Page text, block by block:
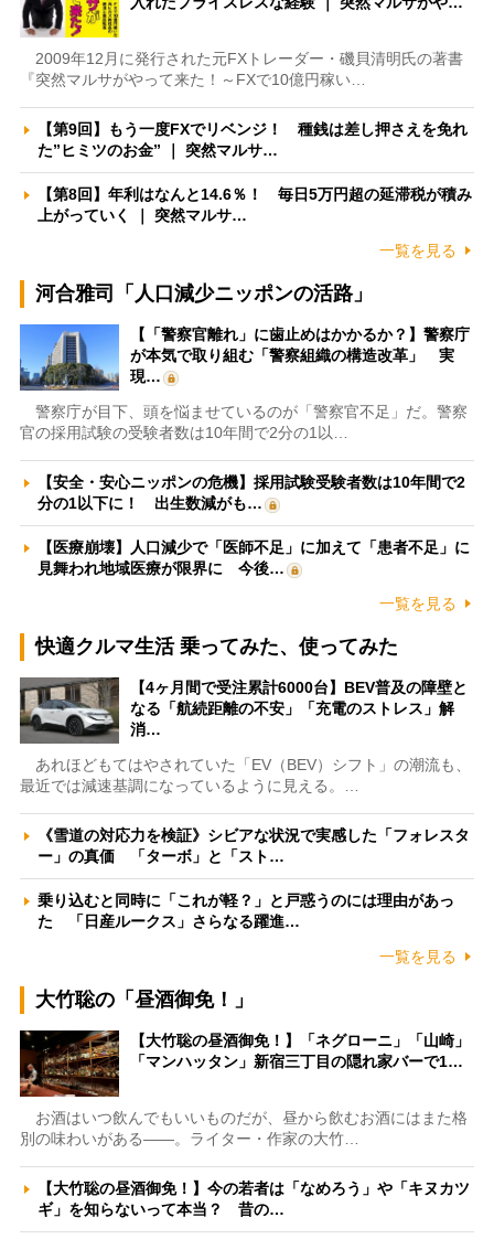
2009年12月に発行された元FXトレーダー・磯貝清明氏の著書
『突然マルサがやって来た！～FXで10億円稼い…
【第9回】もう一度FXでリベンジ！ 種銭は差し押さえを免れ
た”ヒミツのお金” ｜ 突然マルサ…
【第8回】年利はなんと14.6％！ 毎日5万円超の延滞税が積み
上がっていく ｜ 突然マルサ…
一覧を見る
河合雅司「人口減少ニッポンの活路」
【「警察官離れ」に歯止めはかかるか？】警察庁
が本気で取り組む「警察組織の構造改革」 実
現…
警察庁が目下、頭を悩ませているのが「警察官不足」だ。警察
官の採用試験の受験者数は10年間で2分の1以…
【安全・安心ニッポンの危機】採用試験受験者数は10年間で2
分の1以下に！ 出生数減がも…
【医療崩壊】人口減少で「医師不足」に加えて「患者不足」に
見舞われ地域医療が限界に 今後…
一覧を見る
快適クルマ生活 乗ってみた、使ってみた
【4ヶ月間で受注累計6000台】BEV普及の障壁と
なる「航続距離の不安」「充電のストレス」解
消…
あれほどもてはやされていた「EV（BEV）シフト」の潮流も、
最近では減速基調になっているように見える。…
《雪道の対応力を検証》シビアな状況で実感した「フォレスタ
ー」の真価 「ターボ」と「スト…
乗り込むと同時に「これが軽？」と戸惑うのには理由があっ
た 「日産ルークス」さらなる躍進…
一覧を見る
大竹聡の「昼酒御免！」
【大竹聡の昼酒御免！】「ネグローニ」「山崎」
「マンハッタン」新宿三丁目の隠れ家バーで1…
お酒はいつ飲んでもいいものだが、昼から飲むお酒にはまた格
別の味わいがある――。ライター・作家の大竹…
【大竹聡の昼酒御免！】今の若者は「なめろう」や「キヌカツ
ギ」を知らないって本当？ 昔の…